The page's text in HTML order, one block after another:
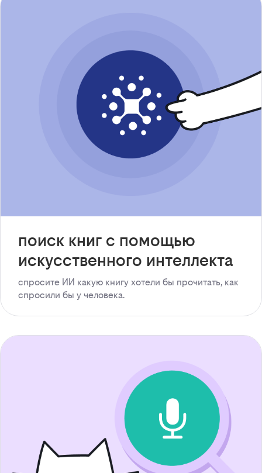
поиск книг с помощью
искусственного интеллекта
спросите ИИ какую книгу хотели бы прочитать, как
спросили бы у человека.